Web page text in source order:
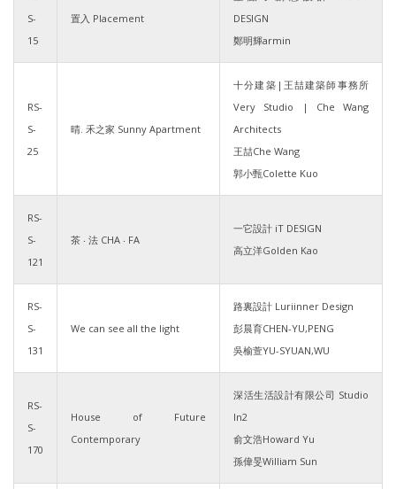
S-
15
置入 Placement
DESIGN
鄭明輝armin
RS-
S-
25
晴. 禾之家 Sunny Apartment
十分建築|王喆建築師事務所
Very Studio | Che Wang
Architects
王喆Che Wang
郭小甄Colette Kuo
RS-
S-
121
茶 ‧ 法 CHA ‧ FA
一它設計 iT DESIGN
高立洋Golden Kao
RS-
S-
131
We can see all the light
路裏設計 Luriinner Design
彭晨育CHEN-YU,PENG
吳榆萱YU-SYUAN,WU
RS-
S-
170
House of Future
Contemporary
深活生活設計有限公司 Studio
In2
俞文浩Howard Yu
孫偉旻William Sun